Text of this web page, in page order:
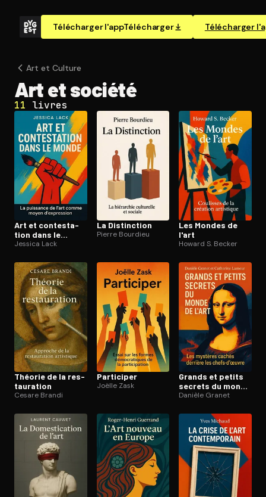
Télécharger l'appTélécharger Télécharger
Ouvre l'app Appareil photo, pointe sur le code. C'est gratuit à
Art et Culture
Art et société
11 livres
Art et contes­ta­
tion dans le
monde
Jessica Lack
La Distinction
Pierre Bourdieu
Les Mondes de
l'art
Howard S. Becker
Théorie de la res­
tau­ra­tion
Cesare Brandi
Participer
Joëlle Zask
Grands et petits
secrets du monde
de l’art
Danièle Granet